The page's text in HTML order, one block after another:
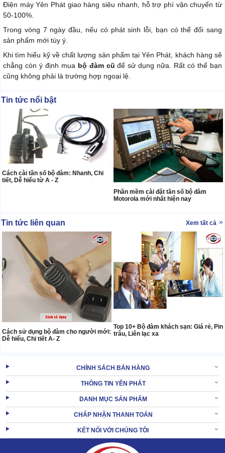
Điện máy Yên Phát giao hàng siêu nhanh, hỗ trợ phí vận chuyển từ
50-100%.
Trong vòng 7 ngày đầu, nếu có phát sinh lỗi, bạn có thể đổi sang
sản phẩm mới tùy ý.
Khi tìm hiểu kỹ về chất lượng sản phẩm tại Yên Phát, khách hàng sẽ
chẳng còn ý định mua bộ đàm cũđể sử dụng nữa. Rất có thể bạn
cũng không phải là trường hợp ngoại lệ.
Tin tức nổi bật
Cách cài tần số bộ đàm: Nhanh, Chi
tiết, Dễ hiểu từ A - Z
Phần mềm cài đặt tần số bộ đàm
Motorola mới nhất hiện nay
Tin tức liên quan Xem tất cả
Cách sử dụng bộ đàm cho người mới:
Dễ hiểu, Chi tiết A- Z
Top 10+ Bộ đàm khách sạn: Giá rẻ, Pin
trâu, Liên lạc xa
CHÍNH SÁCH BÁN HÀNG
THÔNG TIN YÊN PHÁT
DANH MỤC SẢN PHẨM
CHẤP NHẬN THANH TOÁN
KẾT NỐI VỚI CHÚNG TÔI